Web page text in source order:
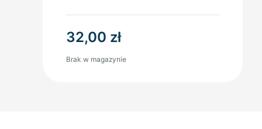
32,00 zł
Brak w magazynie